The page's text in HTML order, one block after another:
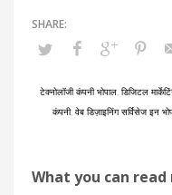
टेक्नोलॉजी कंपनी भोपाल, डिजिटल
कंपनी, वेब डिज़ाइनिंग सर्विसेज इन
What you can read